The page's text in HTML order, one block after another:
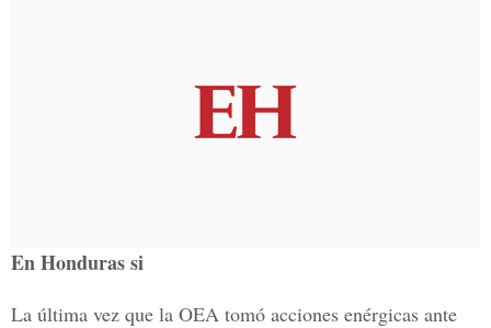
En Honduras si
La última vez que la OEA tomó acciones enérgicas ante